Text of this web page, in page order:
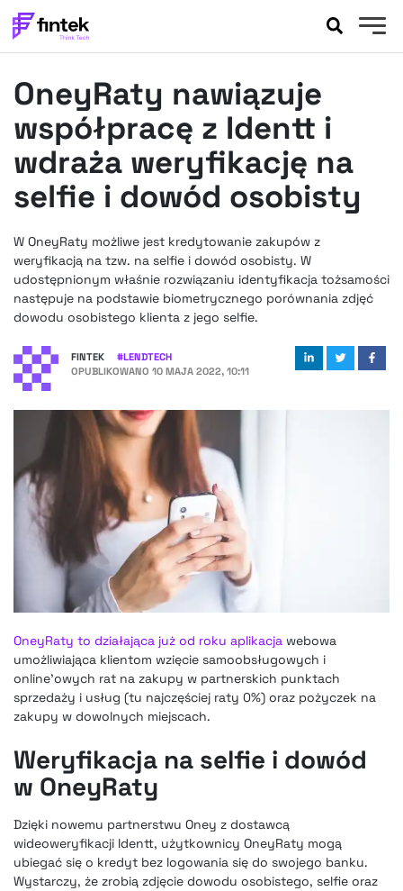
BANKOWOŚĆ
FELIETONY
WYWIADY
LEGAL
FINTEKEXTRA
OKIEM EKSPERTA
OneyRaty nawiązuje
współpracę z Identt i
wdraża weryfikację na
selfie i dowód osobisty
W OneyRaty możliwe jest kredytowanie zakupów z
weryfikacją na tzw. na selfie i dowód osobisty. W
udostępnionym właśnie rozwiązaniu identyfikacja tożsamości
następuje na podstawie biometrycznego porównania zdjęć
dowodu osobistego klienta z jego selfie.
FINTEK #LENDTECH
OPUBLIKOWANO 10 MAJA 2022, 10:11
OneyRaty to działająca już od roku aplikacja webowa
umożliwiająca klientom wzięcie samoobsługowych i
online’owych rat na zakupy w partnerskich punktach
sprzedaży i usług (tu najczęściej raty 0%) oraz pożyczek na
zakupy w dowolnych miejscach.
Weryfikacja na selfie i dowód
w OneyRaty
Dzięki nowemu partnerstwu Oney z dostawcą
wideoweryfikacji Identt, użytkownicy OneyRaty mogą
ubiegać się o kredyt bez logowania się do swojego banku.
Wystarczy, że zrobią zdjęcie dowodu osobistego, selfie oraz